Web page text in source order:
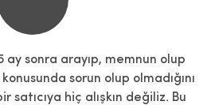
ay sonra arayıp, memnun olup
sorun olup olmadığını
satıcıya hiç alışkın değiliz. Bu